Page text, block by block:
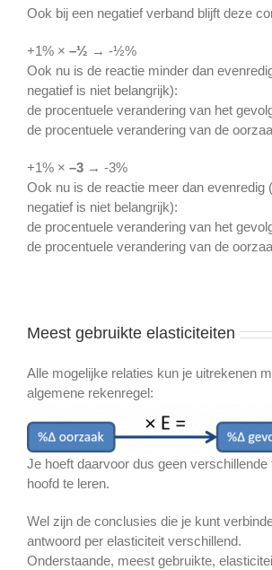
Ook bij een negatief verband blijft deze
+1% × –½ → -½%
Ook nu is de reactie minder dan
negatief is niet belangrijk):
de procentuele verandering van het
de procentuele verandering van de
+1% × –3 → -3%
Ook nu is de reactie meer dan evenredig
negatief is niet belangrijk):
de procentuele verandering van het
de procentuele verandering van de
Meest gebruikte elasticiteiten
Alle mogelijke relaties kun je uitrekenen
algemene rekenregel:
Je hoeft daarvoor dus geen verschillende
hoofd te leren.
Wel zijn de conclusies die je kunt
antwoord per elasticiteit verschillend.
Onderstaande, meest gebruikte,